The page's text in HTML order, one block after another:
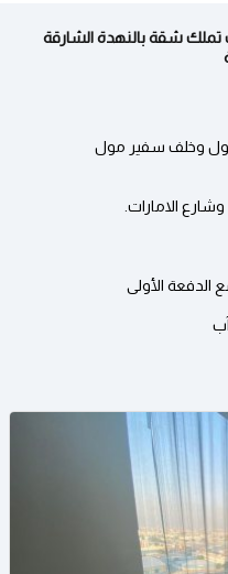
وتقسيط ل5 سنوات تملك شقة بالنهدة الشارقة
وخلف سفير مول
الامارات.
الأولى